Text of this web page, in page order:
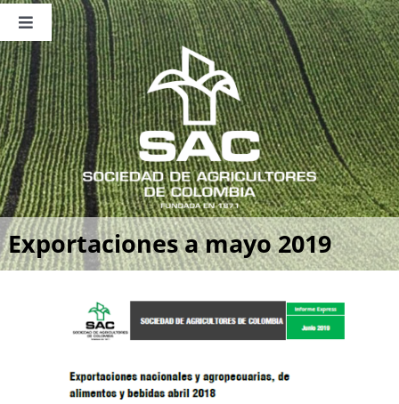
Saltar
contenido
Toggle
Navigation
Nosotros
Publicaciones
Sala de Prensa
Eventos
Exportaciones a mayo 2019